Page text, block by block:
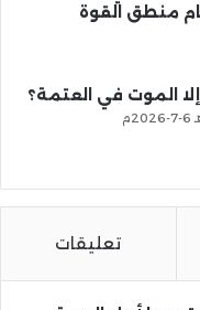
منطق القوة
الموت في العتمة؟
تعليقات